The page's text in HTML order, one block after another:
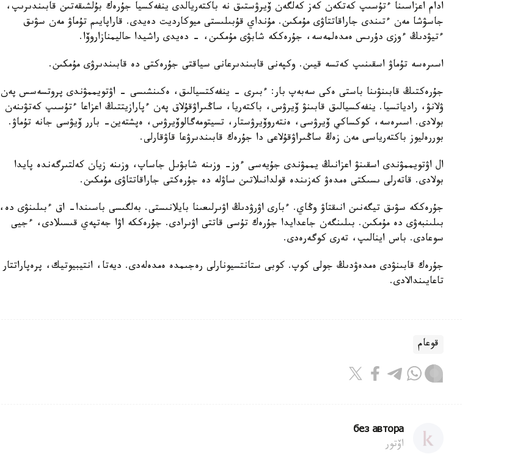
ادام اعزاسىنا ءتۇسىپ كەتكەن كەز كەلگەن ۆيرۋستىق نە باكتەريالدى ينفەكسيا جۇرەك بۇلشىقەتىن قابىندىرىپ،
جاسۋشا مەن ءتىندى جاراقاتتاۋى مۇمكىن. مۇنداي قۇبىلىستى ميوكارديت دەيدى. قاراپايىم تۇماۋ مەن سۋىق
ءتيۋدىڭ ءوزى دۇرىس ەمدەلمەسە، جۇرەككە شابۋى مۇمكىن، - دەيدى راشيدا حاليمنازاروۆا.
اسىرەسە تۇماۋ اسقىنىپ كەتسە قيىن. وكپەنى قابىندىرعانى سياقتى جۇرەكتى دە قابىندىرۋى مۇمكىن.
جۇرەكتىڭ قابىنۋىنا باستى ەكى سەبەپ بار: ءبىرى - ينفەكتسيالىق، ەكىنشىسى - اۋتويممۋندى پروتسەسس پەن
ۋلانۋ، رادياتسيا. ينفەكسيالىق قابىنۋ ۆيرۋس، باكتەريا، ساڭىراۋقۇلاق پەن ءپارازيتتىڭ اعزاعا ءتۇسىپ كەتۋىنەن
بولادى. اسىرەسە، كوكساكي ۆيرۋسى، ەنتەروۆيرۋستار، تسيتومەگالوۆيرۋس، ەپشتەين- بارر ۆيۋسى جانە تۇماۋ.
بوررەليوز باكتەرياسى مەن زەڭ ساڭىراۋقۇلاعى دا جۇرەك قابىندىرۋعا قاۋقارلى.
ال اۋتويممۋندى اسقىنۋ اعزانىڭ يممۋندى جۇيەسى ءوز- وزىنە شابۋىل جاساپ، وزىنە زيان كەلتىرگەندە پايدا
بولادى. قاتەرلى ىسىكتى ەمدەۋ كەزىندە قولدانىلاتىن ساۋلە دە جۇرەكتى جاراقاتتاۋى مۇمكىن.
جۇرەككە سۋىق تيگەنىن انىقتاۋ وڭاي. ءبارى اۋرۋدىڭ اۋىرلىعىنا بايلانىستى. بەلگىسى باسىندا- اق ءبىلىنۋى دە،
بىلىنبەۋى دە مۇمكىن. بىلىنگەن جاعدايدا جۇرەك تۇسى قاتتى اۋىرادى. جۇرەككە اۋا جەتپەي قىسىلادى، ءجيى
سوعادى. باس اينالىپ، تەرى كوگەرەدى.
جۇرەك قابىنۋدى ەمدەۋدىڭ جولى كوپ. كوبى ستانتسيونارلى رەجىمدە ەمدەلەدى. ديەتا، انتيبيوتيك، پرەپاراتتار
تاعايىندالادى.
قوعام
без автора
اۆتور